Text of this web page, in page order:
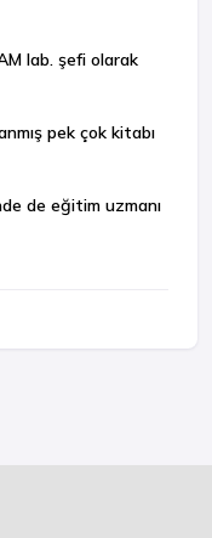
lab. şefi olarak
pek çok kitabı
de eğitim uzmanı